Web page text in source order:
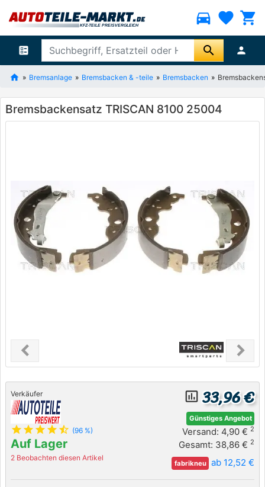
directions_car favorite shopping_cart
ballot search person
Bremsanlage Bremsbacken & -teile Bremsbacken
Bremsbackensatz TRISCAN 8100 25004
chevron_leftPrevious chevron_right
Next
Verkäufer
star star star star star_half (96 %)
Auf Lager
2 Beobachten diesen Artikel
insert_chart_outlined 33,96 €
Günstiges Angebot
Versand: 4,90 € 2
Gesamt: 38,86 € 2
fabrikneu ab 12,52 €